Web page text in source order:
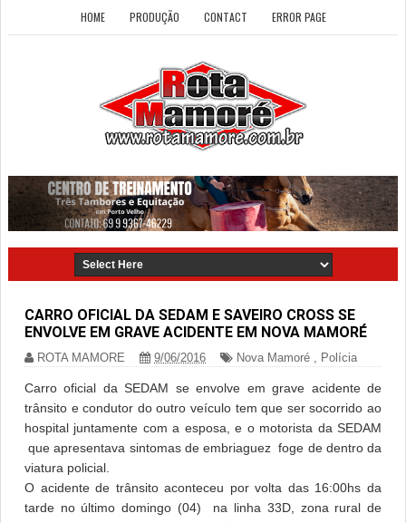
HOME PRODUÇÃO CONTACT ERROR PAGE
CARRO OFICIAL DA SEDAM E SAVEIRO CROSS SE
ENVOLVE EM GRAVE ACIDENTE EM NOVA MAMORÉ
ROTA MAMORE 9/06/2016 Nova Mamoré , Polícia
Carro oficial da SEDAM se envolve em grave acidente de
trânsito e condutor do outro veículo tem que ser socorrido ao
hospital juntamente com a esposa, e o motorista da SEDAM
que apresentava sintomas de embriaguez foge de dentro da
viatura policial.
O acidente de trânsito aconteceu por volta das 16:00hs da
tarde no último domingo (04) na linha 33D, zona rural de